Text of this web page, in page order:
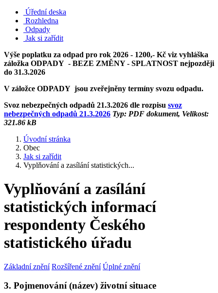
Úřední deska
Rozhledna
Odpady
Jak si zařídit
Výše poplatku za odpad pro rok 2026 - 1200,- Kč viz vyhláška
záložka ODPADY - BEZE ZMĚNY - SPLATNOST nejpozději
do 31.3.2026
V záložce ODPADY jsou zveřejněny termíny svozu odpadu.
Svoz nebezpečných odpadů 21.3.2026 dle rozpisu svoz
nebezpečných odpadů 21.3.2026 Typ: PDF dokument, Velikost:
321.86 kB
Úvodní stránka
Obec
Jak si zařídit
Vyplňování a zasílání statistických...
Vyplňování a zasílání
statistických informací
respondenty Českého
statistického úřadu
Základní znění Rozšířené znění Úplné znění
3. Pojmenování (název) životní situace